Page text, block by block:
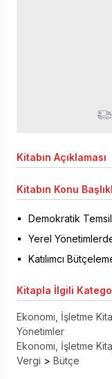
Kitabın Açıklaması
Kitabın Konu
Demokratik
Yerel
Katılımcı
Kitapla İlgili
Ekonomi, İşletme
Yönetimler
Ekonomi, İşletme
Vergi > Bütçe